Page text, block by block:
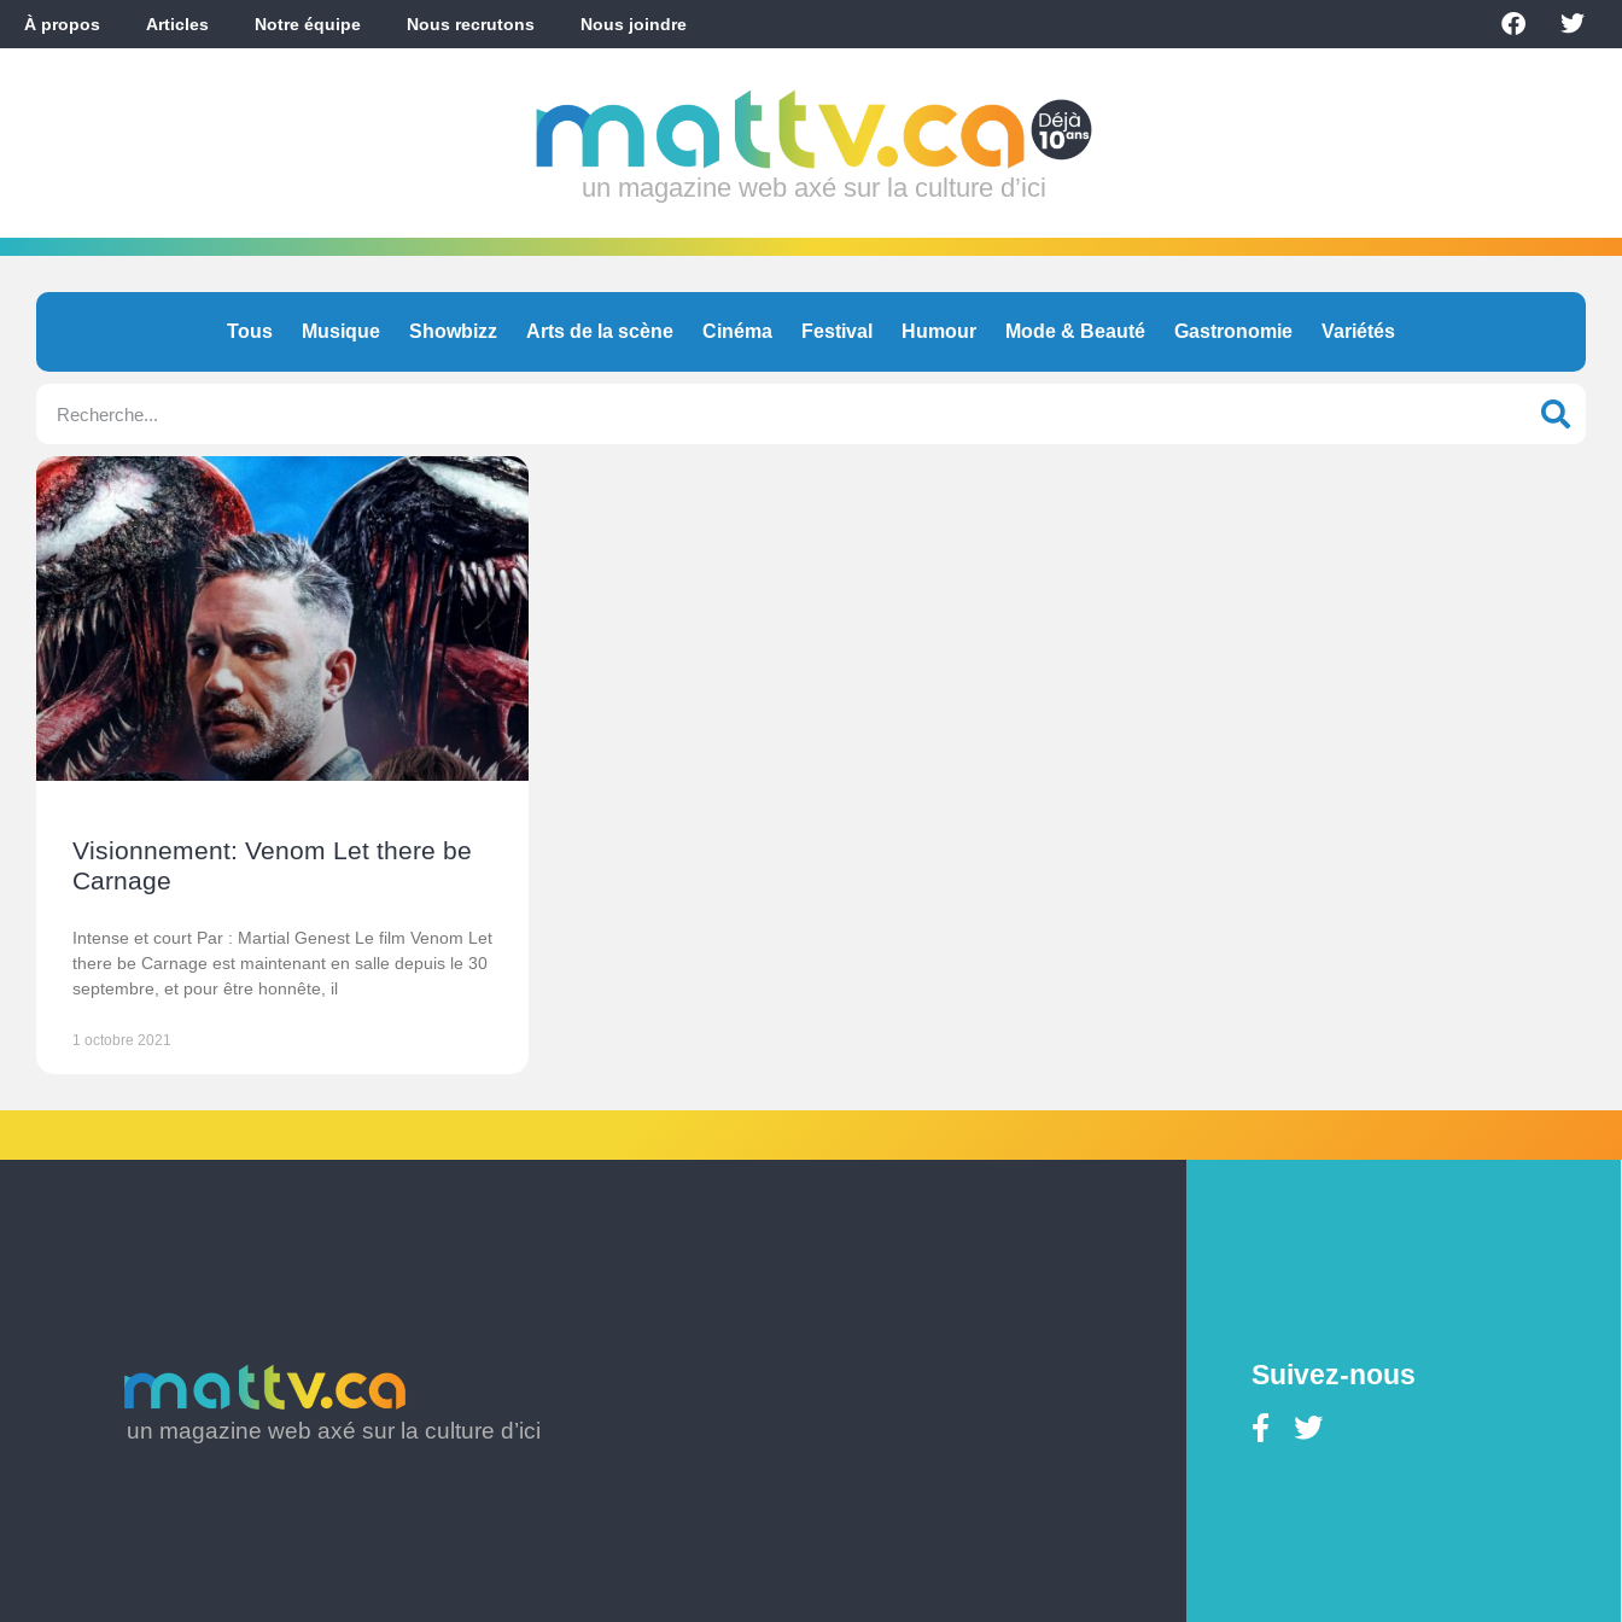
À propos Articles Notre équipe Nous recrutons Nous joindre
un magazine web axé sur la culture d’ici
Tous Musique Showbizz Arts de la scène Cinéma Festival Humour Mode & Beauté Gastronomie Variétés
Visionnement: Venom Let there be
Carnage
Intense et court Par : Martial Genest Le film Venom Let
there be Carnage est maintenant en salle depuis le 30
septembre, et pour être honnête, il
1 octobre 2021
un magazine web axé sur la culture d’ici
Suivez-nous